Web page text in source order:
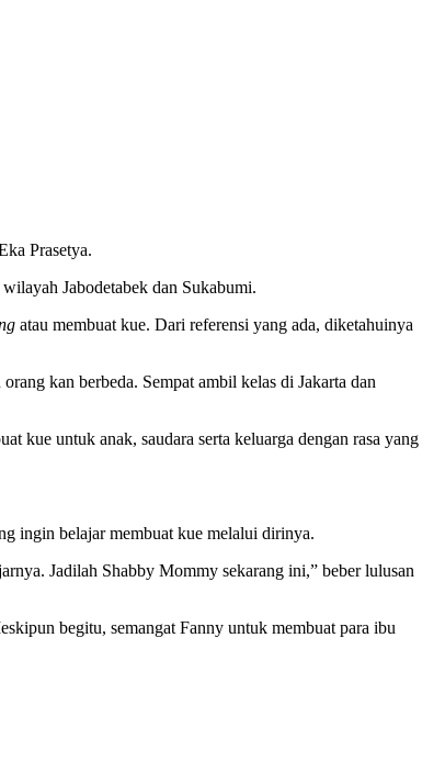
Prasetya.
Jabodetabek dan Sukabumi.
atau membuat kue. Dari referensi yang ada, diketahuinya
kan berbeda. Sempat ambil kelas di Jakarta dan
kue untuk anak, saudara serta keluarga dengan rasa yang
ingin belajar membuat kue melalui dirinya.
Jadilah Shabby Mommy sekarang ini,” beber lulusan
begitu, semangat Fanny untuk membuat para ibu